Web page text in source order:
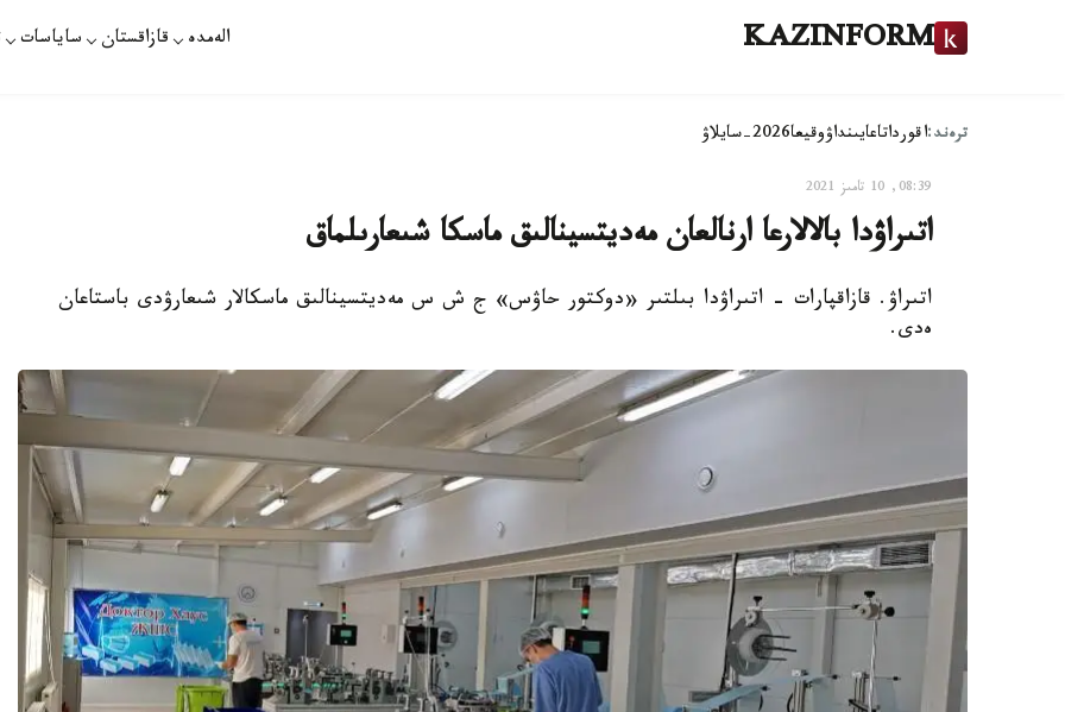
KAZINFORM الەمدە قازاقستان ساياسات
ترەند:اقورداتاعايىنداۋوقيعا2026-سايلاۋ
08:39, 10 تامىز 2021
اتىراۋدا بالالارعا ارنالعان مەديتسينالىق ماسكا شىعارىلماق
اتىراۋ. قازاقپارات - اتىراۋدا بىلتىر «دوكتور حاۋس» ج ش س مەديتسينالىق ماسكالار شىعارۋدى باستاعان
ەدى.